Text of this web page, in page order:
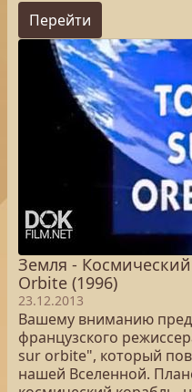
Перейти
Земля -
Orbite (1996)
23.12.2013
Вашему вниманию
французского
sur orbite", который
нашей Вселенной.